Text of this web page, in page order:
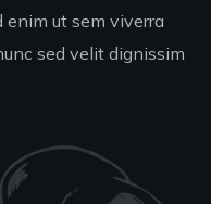
enim ut sem viverra
sed velit dignissim